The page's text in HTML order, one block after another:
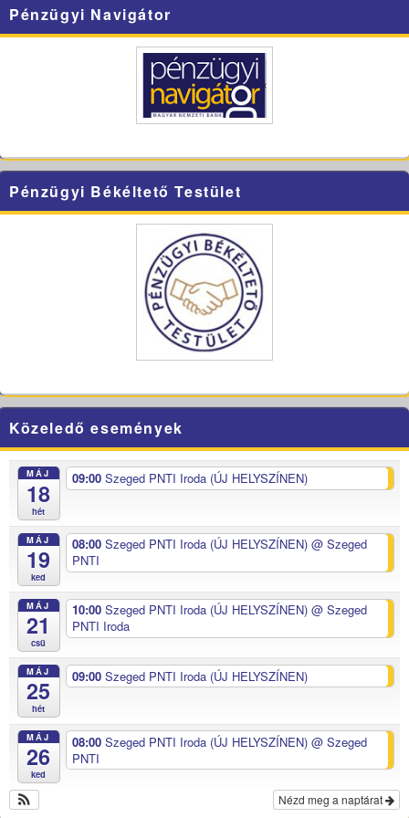
Pénzügyi Navigátor
Pénzügyi Békéltető Testület
Közeledő események
MÁJ
18
hét
09:00 Szeged PNTI Iroda (ÚJ HELYSZÍNEN)
MÁJ
19
ked
08:00 Szeged PNTI Iroda (ÚJ HELYSZÍNEN) @ Szeged
PNTI
MÁJ
21
csü
10:00 Szeged PNTI Iroda (ÚJ HELYSZÍNEN) @ Szeged
PNTI Iroda
MÁJ
25
hét
09:00 Szeged PNTI Iroda (ÚJ HELYSZÍNEN)
MÁJ
26
ked
08:00 Szeged PNTI Iroda (ÚJ HELYSZÍNEN) @ Szeged
PNTI
Nézd meg a naptárat